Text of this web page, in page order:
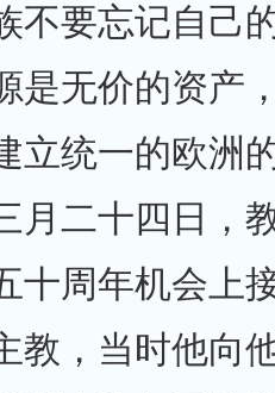
不要忘记自己
是无价的资产
立统一的欧洲
月二十四日，
十周年机会上
教，当时他向